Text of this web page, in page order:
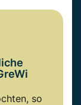
so